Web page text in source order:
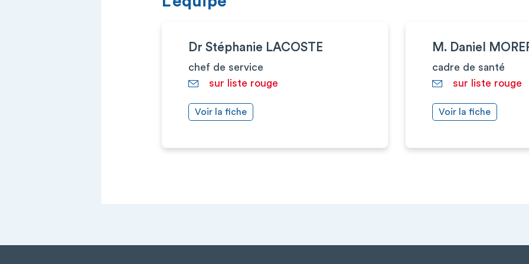
Dr Stéphanie LACOSTE
chef de service
sur liste rouge
Voir la fiche
M. Daniel
cadre de santé
sur liste rouge
Voir la fiche